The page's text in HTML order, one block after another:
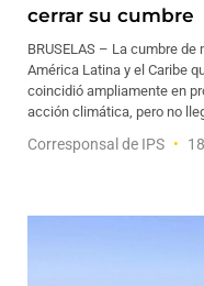
cerrar su cumbre
BRUSELAS – La cumbre de
América Latina y el Caribe
coincidió ampliamente en
acción climática, pero no
Corresponsal de IPS